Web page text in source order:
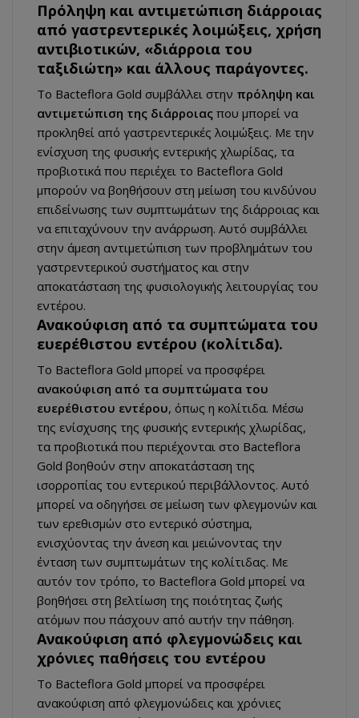
Πρόληψη και αντιμετώπιση διάρροιας
από γαστρεντερικές λοιμώξεις, χρήση
αντιβιοτικών, «διάρροια του
ταξιδιώτη» και άλλους παράγοντες.
Το Bacteflora Gold συμβάλλει στην πρόληψη και
αντιμετώπιση της διάρροιας που μπορεί να
προκληθεί από γαστρεντερικές λοιμώξεις. Με την
ενίσχυση της φυσικής εντερικής χλωρίδας, τα
προβιοτικά που περιέχει το Bacteflora Gold
μπορούν να βοηθήσουν στη μείωση του κινδύνου
επιδείνωσης των συμπτωμάτων της διάρροιας και
να επιταχύνουν την ανάρρωση. Αυτό συμβάλλει
στην άμεση αντιμετώπιση των προβλημάτων του
γαστρεντερικού συστήματος και στην
αποκατάσταση της φυσιολογικής λειτουργίας του
εντέρου.
Ανακούφιση από τα συμπτώματα του
ευερέθιστου εντέρου (κολίτιδα).
Το Bacteflora Gold μπορεί να προσφέρει
ανακούφιση από τα συμπτώματα του
ευερέθιστου εντέρου, όπως η κολίτιδα. Μέσω
της ενίσχυσης της φυσικής εντερικής χλωρίδας,
τα προβιοτικά που περιέχονται στο Bacteflora
Gold βοηθούν στην αποκατάσταση της
ισορροπίας του εντερικού περιβάλλοντος. Αυτό
μπορεί να οδηγήσει σε μείωση των φλεγμονών και
των ερεθισμών στο εντερικό σύστημα,
ενισχύοντας την άνεση και μειώνοντας την
ένταση των συμπτωμάτων της κολίτιδας. Με
αυτόν τον τρόπο, το Bacteflora Gold μπορεί να
βοηθήσει στη βελτίωση της ποιότητας ζωής
ατόμων που πάσχουν από αυτήν την πάθηση.
Ανακούφιση από φλεγμονώδεις και
χρόνιες παθήσεις του εντέρου
Το Bacteflora Gold μπορεί να προσφέρει
ανακούφιση από φλεγμονώδεις και χρόνιες